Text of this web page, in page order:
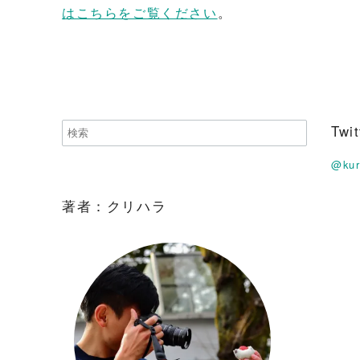
はこちらをご覧ください。
著者：クリハラ